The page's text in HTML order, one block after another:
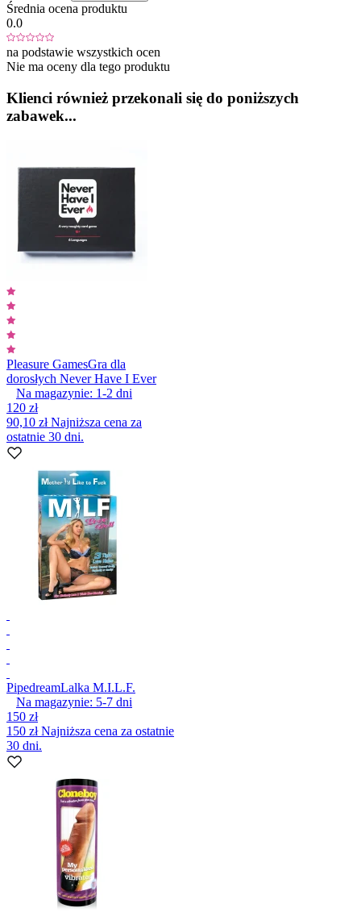
Średnia ocena produktu
0.0
na podstawie wszystkich ocen
Nie ma oceny dla tego produktu
Klienci również przekonali się do poniższych
zabawek...
Pleasure GamesGra dla
dorosłych Never Have I Ever
Na magazynie: 1-2 dni
120 zł
90,10 złNajniższa cena za
ostatnie 30 dni.
PipedreamLalka M.I.L.F.
Na magazynie: 5-7 dni
150 zł
150 złNajniższa cena za ostatnie
30 dni.